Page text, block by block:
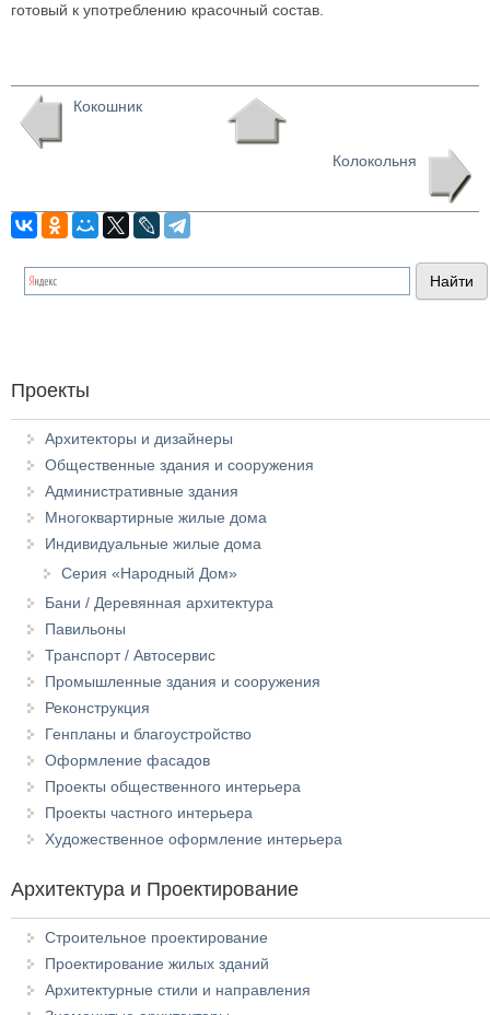
готовый к употреблению красочный состав.
Кокошник
Колокольня
Проекты
Архитекторы и дизайнеры
Общественные здания и сооружения
Административные здания
Многоквартирные жилые дома
Индивидуальные жилые дома
Серия «Народный Дом»
Бани / Деревянная архитектура
Павильоны
Транспорт / Автосервис
Промышленные здания и сооружения
Реконструкция
Генпланы и благоустройство
Оформление фасадов
Проекты общественного интерьера
Проекты частного интерьера
Художественное оформление интерьера
Архитектура и Проектирование
Строительное проектирование
Проектирование жилых зданий
Архитектурные стили и направления